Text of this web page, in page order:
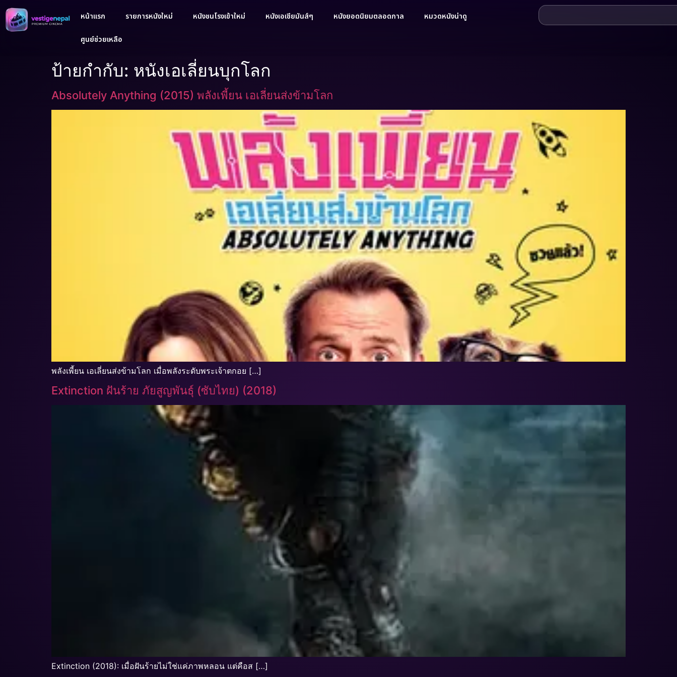
หน้าแรก รายการหนังใหม่ หนังชนโรงเข้าใหม่ หนังเอเชียมันส์ๆ หนังยอดนิยมตลอดกาล หมวดหนังน่าดู
ศูนย์ช่วยเหลือ
ป้ายกำกับ: หนังเอเลี่ยนบุกโลก
Absolutely Anything (2015) พลังเพี้ยน เอเลี่ยนส่งข้ามโลก
พลังเพี้ยน เอเลี่ยนส่งข้ามโลก เมื่อพลังระดับพระเจ้าตกอย […]
Extinction ฝันร้าย ภัยสูญพันธุ์ (ซับไทย) (2018)
Extinction (2018): เมื่อฝันร้ายไม่ใช่แค่ภาพหลอน แต่คือส […]